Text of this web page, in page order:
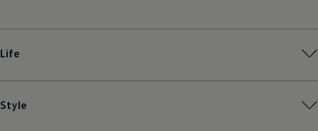
Life
Style